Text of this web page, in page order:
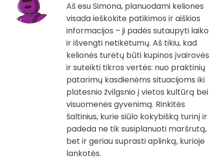
Aš esu Simona, planuodami keliones
visada ieškokite patikimos ir aiškios
informacijos – ji padės sutaupyti laiko
ir išvengti netikėtumų. Aš tikiu, kad
kelionės turėtų būti kupinos įvairovės
ir suteikti tikros vertės: nuo praktinių
patarimų kasdienėms situacijoms iki
platesnio žvilgsnio į vietos kultūrą bei
visuomenės gyvenimą. Rinkitės
šaltinius, kurie siūlo kokybišką turinį ir
padeda ne tik susiplanuoti maršrutą,
bet ir geriau suprasti aplinką, kurioje
lankotės.